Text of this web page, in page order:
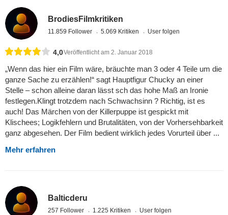
BrodiesFilmkritiken
11.859 Follower 5.069 Kritiken User folgen
4,0Veröffentlicht am 2. Januar 2018
„Wenn das hier ein Film wäre, bräuchte man 3 oder 4 Teile um die
ganze Sache zu erzählen!“ sagt Hauptfigur Chucky an einer
Stelle – schon alleine daran lässt sch das hohe Maß an Ironie
festlegen.Klingt trotzdem nach Schwachsinn ? Richtig, ist es
auch! Das Märchen von der Killerpuppe ist gespickt mit
Klischees; Logikfehlern und Brutalitäten, von der Vorhersehbarkeit
ganz abgesehen. Der Film bedient wirklich jedes Vorurteil über ...
Mehr erfahren
Balticderu
257 Follower 1.225 Kritiken User folgen